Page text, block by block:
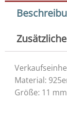
Material:
Größe: 11